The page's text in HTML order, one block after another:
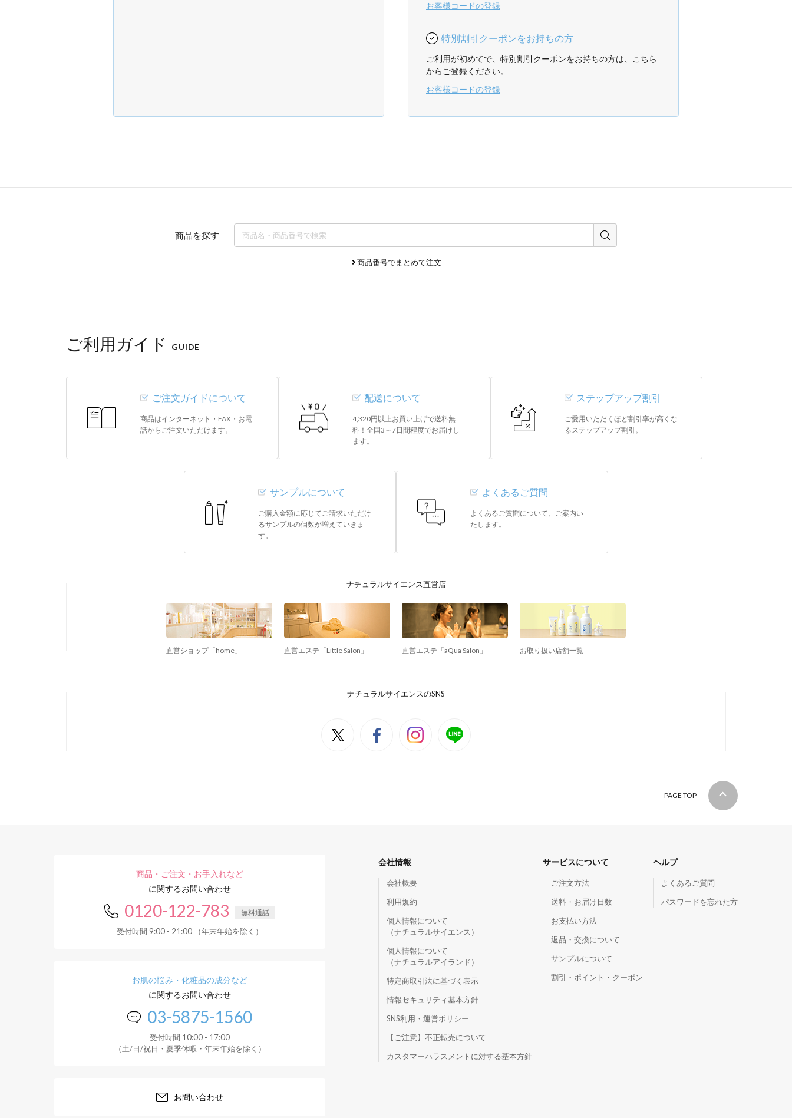
お客様コードの登録
特別割引クーポンをお持ちの方
ご利用が初めてで、特別割引クーポンをお持ちの方は、こちら
からご登録ください。
お客様コードの登録
商品を探す
商品番号でまとめて注文
ご利用ガイド GUIDE
ご注文ガイドについて
商品はインターネット・FAX・お電
話からご注文いただけます。
配送について
4,320円以上お買い上げで送料無
料！全国3～7日間程度でお届けし
ます。
ステップアップ割引
ご愛用いただくほど割引率が高くな
るステップアップ割引。
サンプルについて
ご購入金額に応じてご請求いただけ
るサンプルの個数が増えていきま
す。
よくあるご質問
よくあるご質問について、ご案内い
たします。
ナチュラルサイエンス直営店
直営ショップ「home」 直営エステ「Little Salon」 直営エステ「aQua Salon」 お取り扱い店舗一覧
ナチュラルサイエンスのSNS
PAGE TOP
商品・ご注文・お手入れなど
に関するお問い合わせ
0120-122-783 無料通話
受付時間 9:00 - 21:00 （年末年始を除く）
お肌の悩み・化粧品の成分など
に関するお問い合わせ
03-5875-1560
受付時間 10:00 - 17:00
（土/日/祝日・夏季休暇・年末年始を除く）
お問い合わせ
会社情報
会社概要
利用規約
個人情報について
（ナチュラルサイエンス）
個人情報について
（ナチュラルアイランド）
特定商取引法に基づく表示
情報セキュリティ基本方針
SNS利用・運営ポリシー
【ご注意】不正転売について
カスタマーハラスメントに対する基本方針
サービスについて
ご注文方法
送料・お届け日数
お支払い方法
返品・交換について
サンプルについて
割引・ポイント・クーポン
ヘルプ
よくあるご質問
パスワードを忘れた方